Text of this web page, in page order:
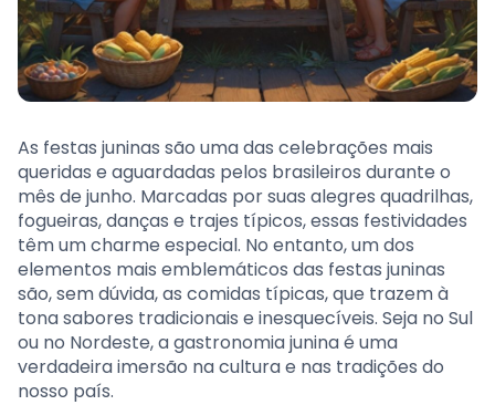
As festas juninas são uma das celebrações mais
queridas e aguardadas pelos brasileiros durante o
mês de junho. Marcadas por suas alegres quadrilhas,
fogueiras, danças e trajes típicos, essas festividades
têm um charme especial. No entanto, um dos
elementos mais emblemáticos das festas juninas
são, sem dúvida, as comidas típicas, que trazem à
tona sabores tradicionais e inesquecíveis. Seja no Sul
ou no Nordeste, a gastronomia junina é uma
verdadeira imersão na cultura e nas tradições do
nosso país.